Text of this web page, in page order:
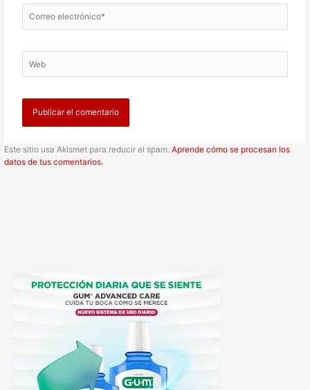
electrónico*
Este sitio usa Akismet para reducir el spam.Aprende cómo se procesan los
datos de tus comentarios.